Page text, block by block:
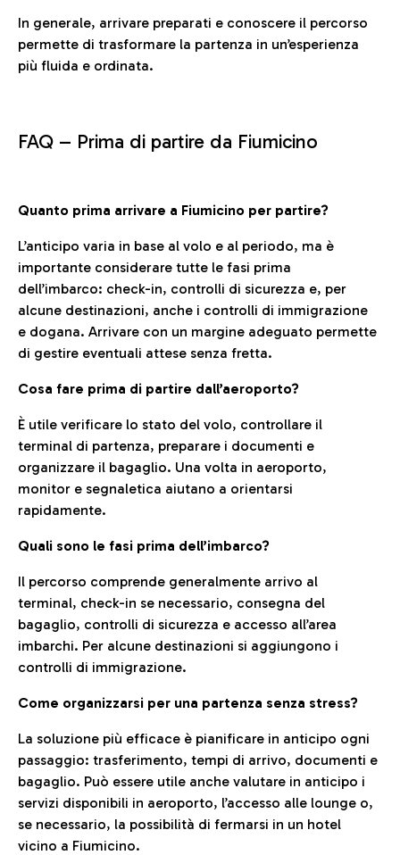
In generale, arrivare preparati e conoscere il percorso
permette di trasformare la partenza in un’esperienza
più fluida e ordinata.
FAQ – Prima di partire da Fiumicino
Quanto prima arrivare a Fiumicino per partire?
L’anticipo varia in base al volo e al periodo, ma è
importante considerare tutte le fasi prima
dell’imbarco: check-in, controlli di sicurezza e, per
alcune destinazioni, anche i controlli di immigrazione
e dogana. Arrivare con un margine adeguato permette
di gestire eventuali attese senza fretta.
Cosa fare prima di partire dall’aeroporto?
È utile verificare lo stato del volo, controllare il
terminal di partenza, preparare i documenti e
organizzare il bagaglio. Una volta in aeroporto,
monitor e segnaletica aiutano a orientarsi
rapidamente.
Quali sono le fasi prima dell’imbarco?
Il percorso comprende generalmente arrivo al
terminal, check-in se necessario, consegna del
bagaglio, controlli di sicurezza e accesso all’area
imbarchi. Per alcune destinazioni si aggiungono i
controlli di immigrazione.
Come organizzarsi per una partenza senza stress?
La soluzione più efficace è pianificare in anticipo ogni
passaggio: trasferimento, tempi di arrivo, documenti e
bagaglio. Può essere utile anche valutare in anticipo i
servizi disponibili in aeroporto, l’accesso alle lounge o,
se necessario, la possibilità di fermarsi in un hotel
vicino a Fiumicino.